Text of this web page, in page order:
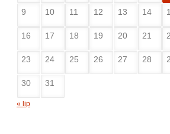
9 10 11 12 13 14
16 17 18 19 20 21
23 24 25 26 27 28
30 31
« lip